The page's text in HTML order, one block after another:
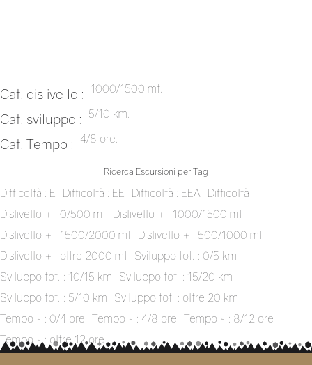
Cat. dislivello : 1000/1500 mt.
Cat. sviluppo : 5/10 km.
Cat. Tempo : 4/8 ore.
Ricerca Escursioni per Tag
Difficoltà : E Difficoltà : EE Difficoltà : EEA Difficoltà : T
Dislivello + : 0/500 mt Dislivello + : 1000/1500 mt
Dislivello + : 1500/2000 mt Dislivello + : 500/1000 mt
Dislivello + : oltre 2000 mt Sviluppo tot. : 0/5 km
Sviluppo tot. : 10/15 km Sviluppo tot. : 15/20 km
Sviluppo tot. : 5/10 km Sviluppo tot. : oltre 20 km
Tempo ~ : 0/4 ore Tempo ~ : 4/8 ore Tempo ~ : 8/12 ore
Tempo ~ : oltre 12 ore